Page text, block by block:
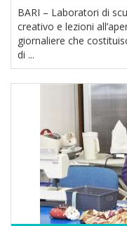
BARI – Laboratori di
creativo e lezioni
giornaliere che
di ...